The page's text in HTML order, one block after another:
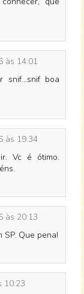
às 14:01
snif...snif boa
às 19:34
Vc é ótimo.
às 20:13
SP. Que pena!
10:23